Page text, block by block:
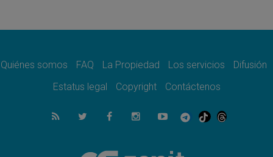
como misión al servicio del Evangelio
SIGNIS 2026, dar voz a las religiosas en el
07.08.2026
Lanzan un proyecto de empoderamiento
Quiénes somos FAQ La Propiedad Los servicios
Difusión
Estatus legal
Copyright Contáctenos